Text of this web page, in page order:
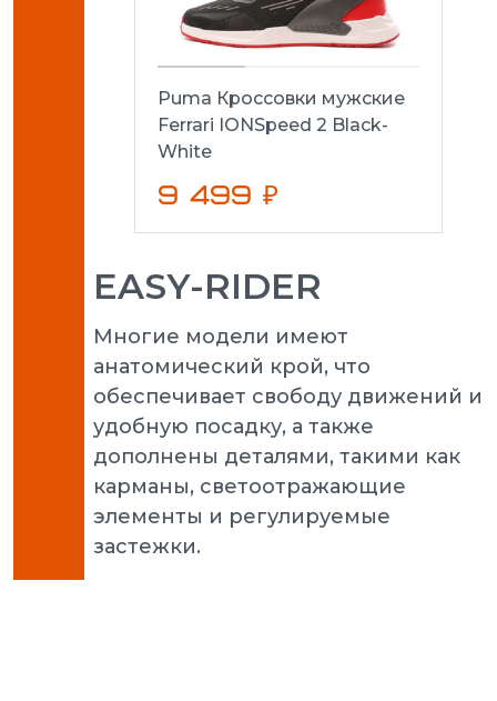
Puma Кроссовки мужские
Ferrari IONSpeed 2 Black-
White
9 499 ₽
EASY-RIDER
Многие модели имеют
анатомический крой, что
обеспечивает свободу движений и
удобную посадку, а также
дополнены деталями, такими как
карманы, светоотражающие
элементы и регулируемые
застежки.